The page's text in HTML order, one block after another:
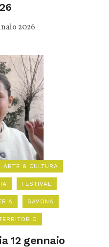
2026
ARTE & CULTURA
FESTIVAL
SAVONA
12 gennaio